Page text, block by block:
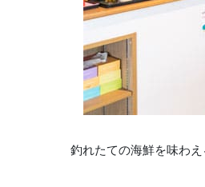
釣れたての海鮮を味わ